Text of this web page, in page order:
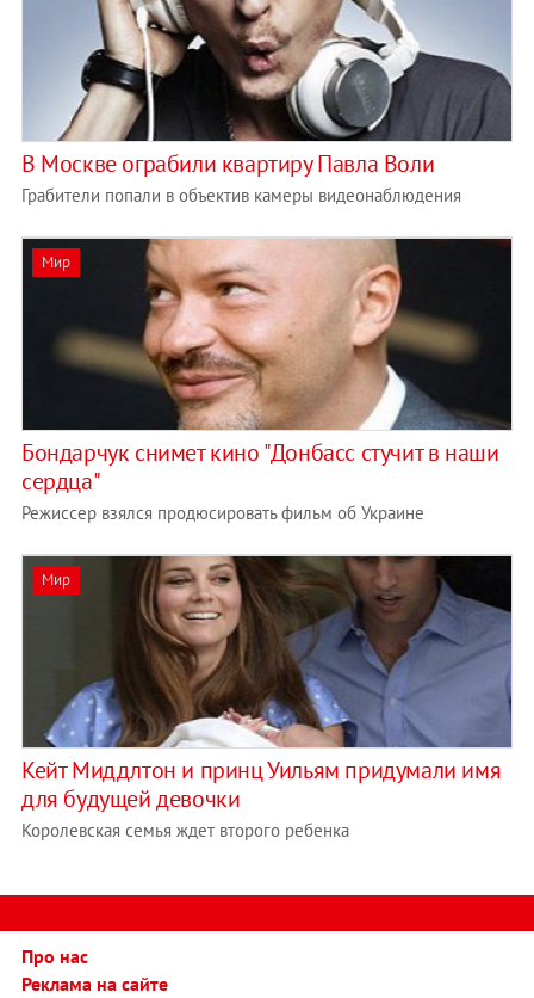
В Москве ограбили квартиру Павла Воли
Грабители попали в объектив камеры видеонаблюдения
Мир
Бондарчук снимет кино "Донбасс стучит в наши
сердца"
Режиссер взялся продюсировать фильм об Украине
Мир
Кейт Миддлтон и принц Уильям придумали имя
для будущей девочки
Королевская семья ждет второго ребенка
Про нас
Реклама на сайте